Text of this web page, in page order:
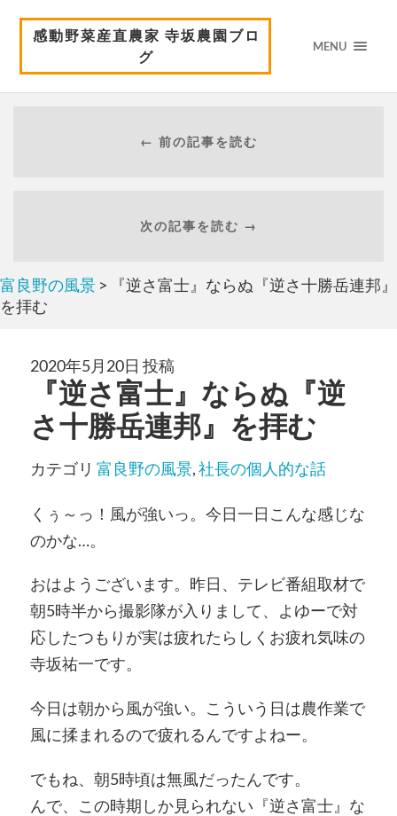
感動野菜産直農家 寺坂農園ブロ
グ
MENU
← 前の記事を読む
次の記事を読む →
富良野の風景 > 『逆さ富士』ならぬ『逆さ十勝岳連邦』
を拝む
2020年5月20日 投稿
『逆さ富士』ならぬ『逆
さ十勝岳連邦』を拝む
カテゴリ 富良野の風景,社長の個人的な話
くぅ～っ！風が強いっ。今日一日こんな感じな
のかな…。
おはようございます。昨日、テレビ番組取材で
朝5時半から撮影隊が入りまして、よゆーで対
応したつもりが実は疲れたらしくお疲れ気味の
寺坂祐一です。
今日は朝から風が強い。こういう日は農作業で
風に揉まれるので疲れるんですよねー。
でもね、朝5時頃は無風だったんです。
んで、この時期しか見られない『逆さ富士』な